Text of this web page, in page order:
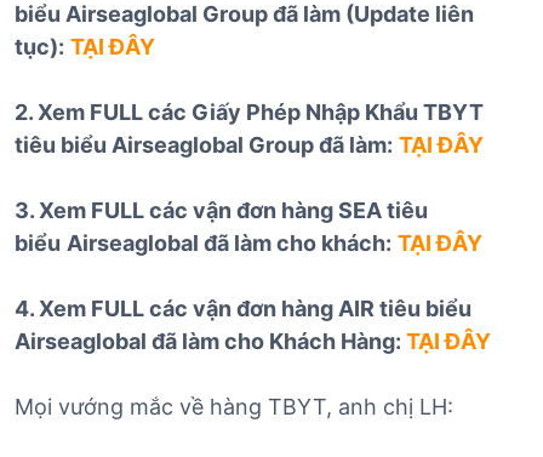
biểu Airseaglobal Group đã làm (Update liên
tục): TẠI ĐÂY
2. Xem FULL các Giấy Phép Nhập Khẩu TBYT
tiêu biểu Airseaglobal Group đã làm: TẠI ĐÂY
3. Xem FULL các vận đơn hàng SEA tiêu
biểu Airseaglobal đã làm cho khách: TẠI ĐÂY
4. Xem FULL các vận đơn hàng AIR tiêu biểu
Airseaglobal đã làm cho Khách Hàng: TẠI ĐÂY
Mọi vướng mắc về hàng TBYT, anh chị LH: